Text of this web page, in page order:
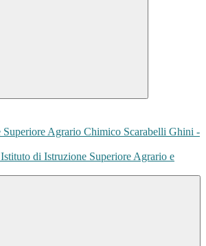
Istituto di Istruzione Superiore Agrario e